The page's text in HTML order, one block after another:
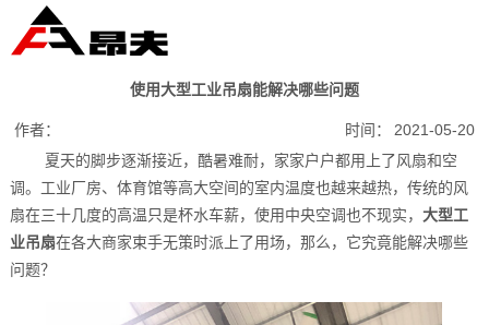
使用大型工业吊扇能解决哪些问题
作者： 时间：
2021-05-20
夏天的脚步逐渐接近，酷暑难耐，家家户户都用上了风扇和空
调。工业厂房、体育馆等高大空间的室内温度也越来越热，传统的风
扇在三十几度的高温只是杯水车薪，使用中央空调也不现实， 大型工
业吊扇在各大商家束手无策时派上了用场，那么，它究竟能解决哪些
问题？